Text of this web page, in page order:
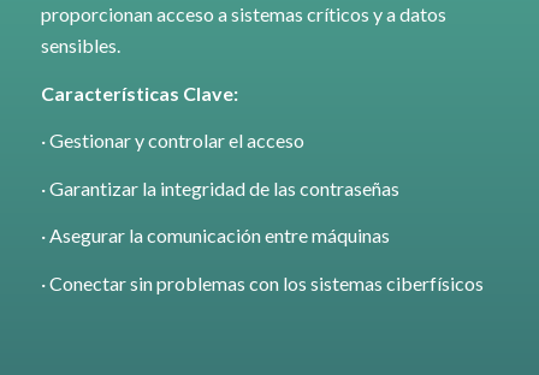
proporcionan acceso a sistemas críticos y a datos
sensibles.
Características Clave:
· Gestionar y controlar el acceso
· Garantizar la integridad de las contraseñas
· Asegurar la comunicación entre máquinas
· Conectar sin problemas con los sistemas ciberfísicos